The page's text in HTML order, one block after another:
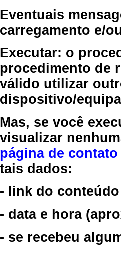
Eventuais
carregamento e/
Executar: o
procedimento de
válido utilizar
dispositivo/
Mas, se você
visualizar
página de contato
tais dados:
- link do
- data e hora
- se recebeu